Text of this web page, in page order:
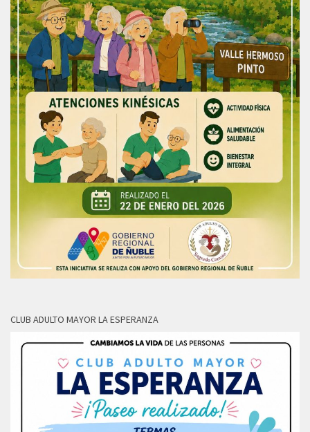
CLUB ADULTO MAYOR LA ESPERANZA